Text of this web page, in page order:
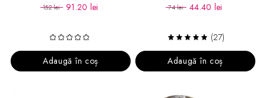
152 lei 91.20 lei
Adaugă în coș
74 lei 44.40 lei
(27)
Adaugă în coș